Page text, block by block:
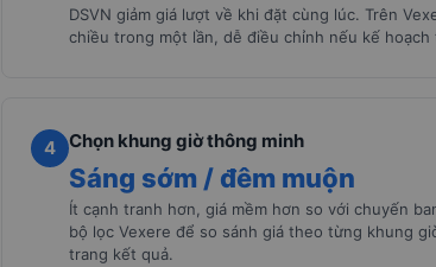
DSVN giảm giá lượt về khi đặt cùng lúc. Trên
chiều trong một lần, dễ điều chỉnh nếu kế hoạch
4 Chọn khung giờ thông minh
Sáng sớm / đêm muộn
Ít cạnh tranh hơn, giá mềm hơn so với chuyến
bộ lọc Vexere để so sánh giá theo từng khung
trang kết quả.